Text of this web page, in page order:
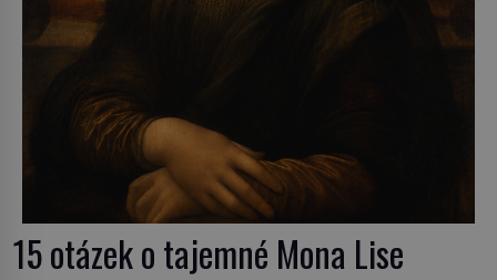
15 otázek o tajemné Mona Lise